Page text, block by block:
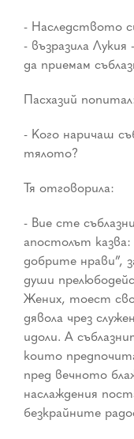
- Наследството
- възразила Лукия
да приемам
Пасхазий
- Кого наричаш
тялото?
Тя отговорила:
- Вие сте
апостолът
добрите нрави”,
души
Жених, тоест
дявола чрез
идоли. А
които
пред вечното
наслаждения
безкрайните